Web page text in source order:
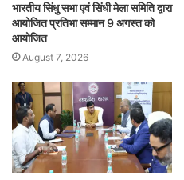
भारतीय सिंधु सभा एवं सिंधी मेला समिति द्वारा
आयोजित प्रतिभा सम्मान 9 अगस्त को
आयोजित
August 7, 2026